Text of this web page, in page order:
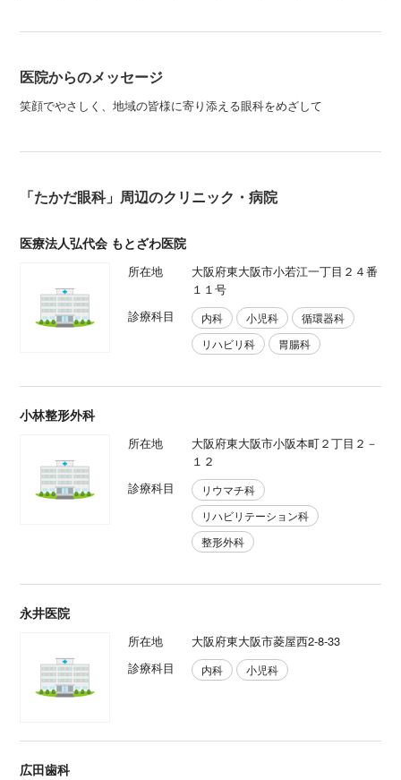
医院からのメッセージ
笑顔でやさしく、地域の皆様に寄り添える眼科をめざして
「たかだ眼科」周辺のクリニック・病院
医療法人弘代会 もとざわ医院
所在地
大阪府東大阪市小若江一丁目２４番
１１号
診療科目
内科 小児科
循環器科
リハビリ科
胃腸科
小林整形外科
所在地
大阪府東大阪市小阪本町２丁目２－
１２
診療科目
リウマチ科
リハビリテーション科
整形外科
永井医院
所在地
大阪府東大阪市菱屋西2-8-33
診療科目
内科 小児科
広田歯科